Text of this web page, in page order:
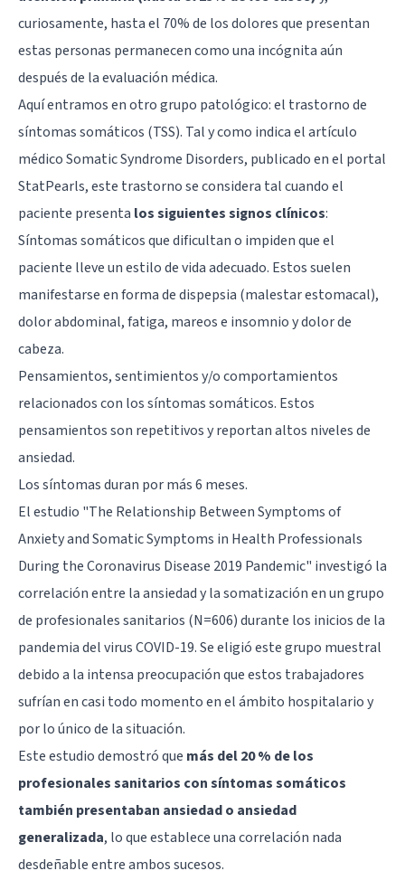
curiosamente, hasta el 70% de los dolores que presentan
estas personas permanecen como una incógnita aún
después de la evaluación médica.
Aquí entramos en otro grupo patológico: el trastorno de
síntomas somáticos (TSS). Tal y como indica el artículo
médico Somatic Syndrome Disorders, publicado en el portal
StatPearls, este trastorno se considera tal cuando el
paciente presenta los siguientes signos clínicos:
Síntomas somáticos que dificultan o impiden que el
paciente lleve un estilo de vida adecuado. Estos suelen
manifestarse en forma de dispepsia (malestar estomacal),
dolor abdominal, fatiga, mareos e insomnio y dolor de
cabeza.
Pensamientos, sentimientos y/o comportamientos
relacionados con los síntomas somáticos. Estos
pensamientos son repetitivos y reportan altos niveles de
ansiedad.
Los síntomas duran por más 6 meses.
El estudio "The Relationship Between Symptoms of
Anxiety and Somatic Symptoms in Health Professionals
During the Coronavirus Disease 2019 Pandemic" investigó la
correlación entre la ansiedad y la somatización en un grupo
de profesionales sanitarios (N=606) durante los inicios de la
pandemia del virus COVID-19. Se eligió este grupo muestral
debido a la intensa preocupación que estos trabajadores
sufrían en casi todo momento en el ámbito hospitalario y
por lo único de la situación.
Este estudio demostró que más del 20 % de los
profesionales sanitarios con síntomas somáticos
también presentaban ansiedad o ansiedad
generalizada, lo que establece una correlación nada
desdeñable entre ambos sucesos.